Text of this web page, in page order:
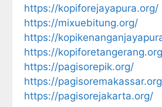
https://kopiforejayapura.org/
https://mixuebitung.org/
https://
https://
https://pagisorepik.org/
https://
https://pagisorejakarta.org/